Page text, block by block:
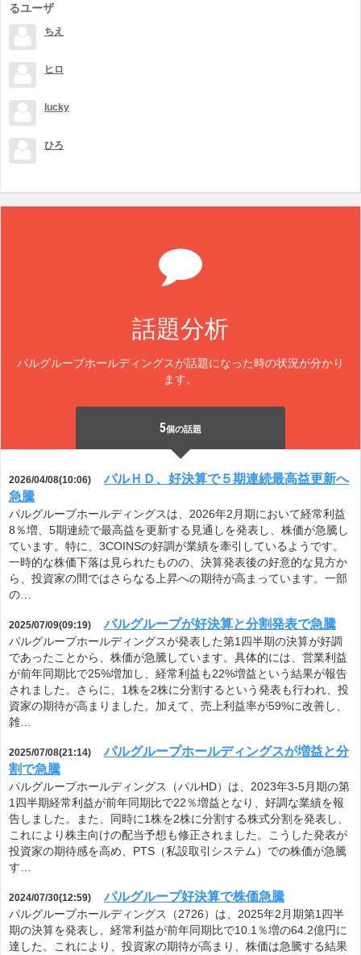
るユーザ
ちえ
ヒロ
lucky
ひろ
話題分析
パルグループホールディングスが話題になった時の状況が分かり
ます。
5個の話題
2026/04/08(10:06)
パルＨＤ、好決算で５期連続最高益更新へ
急騰
パルグループホールディングスは、2026年2月期において経常利益
8％増、5期連続で最高益を更新する見通しを発表し、株価が急騰し
ています。特に、3COINSの好調が業績を牽引しているようです。
一時的な株価下落は見られたものの、決算発表後の好意的な見方か
ら、投資家の間ではさらなる上昇への期待が高まっています。一部
の…
2025/07/09(09:19) パルグループが好決算と分割発表で急騰
パルグループホールディングスが発表した第1四半期の決算が好調
であったことから、株価が急騰しています。具体的には、営業利益
が前年同期比で25%増加し、経常利益も22%増益という結果が報告
されました。さらに、1株を2株に分割するという発表も行われ、投
資家の期待が高まりました。加えて、売上利益率が59%に改善し、
雑…
2025/07/08(21:14)
パルグループホールディングスが増益と分
割で急騰
パルグループホールディングス（パルHD）は、2023年3-5月期の第
1四半期経常利益が前年同期比で22％増益となり、好調な業績を報
告しました。また、同時に1株を2株に分割する株式分割を発表し、
これにより株主向けの配当予想も修正されました。こうした発表が
投資家の期待感を高め、PTS（私設取引システム）での株価が急騰
す…
2024/07/30(12:59) パルグループ好決算で株価急騰
パルグループホールディングス（2726）は、2025年2月期第1四半
期の決算を発表し、経常利益が前年同期比で10.1％増の64.2億円に
達した。これにより、投資家の期待が高まり、株価は急騰する結果